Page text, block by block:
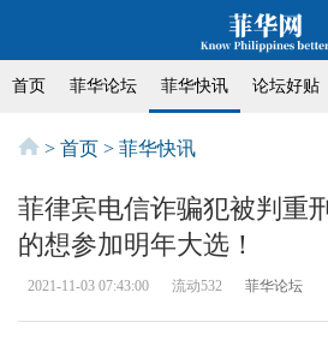
首页 菲华论坛 菲华快讯 论坛好贴
> 首页 > 菲华快讯
菲律宾电信诈骗犯被判重
的想参加明年大选！
2021-11-03 07:43:00 流动532 菲华论坛